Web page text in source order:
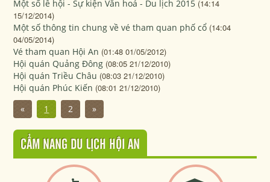
Một số lễ hội - Sự kiện Văn hoá - Du lịch 2015 (14:14
15/12/2014)
Một số thông tin chung về vé tham quan phố cổ (14:04
04/05/2014)
Vé tham quan Hội An (01:48 01/05/2012)
Hội quán Quảng Đông (08:05 21/12/2010)
Hội quán Triều Châu (08:03 21/12/2010)
Hội quán Phúc Kiến (08:01 21/12/2010)
«
1 2 »
CẨM NANG DU LỊCH HỘI AN